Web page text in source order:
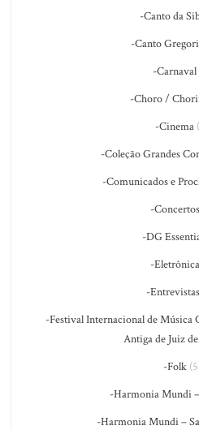
-Canto da
-Canto
-Carnaval
-Choro /
-Cinema
-Coleção Grandes
-Comunicados e
-Concertos
-DG
-Eletrônica
-Entrevistas
-Festival Internacional de Música
Antiga de Juiz
-Folk
-Harmonia Mundi
-Harmonia Mundi –